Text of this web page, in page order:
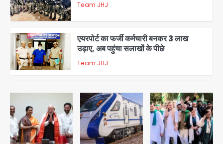
4
Team JHJ
5
एयरपोर्ट का फर्जी कर्मचारी बनकर 3 लाख
उड़ाए, अब पहुंचा सलाखों के पीछे
Team JHJ
1
Noida Sector-49: सेक्टर-49 में 18
साल की मेड ने की खुदकुशी, शरीर पर नहीं मिली
कोई बाहरी
Avinash Kumar